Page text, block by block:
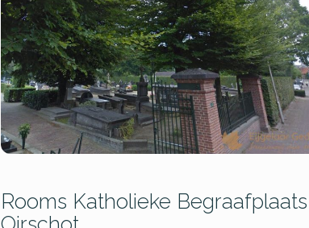
Rooms Katholieke Begraafplaats